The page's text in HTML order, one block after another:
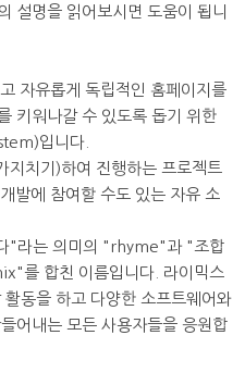
설명을 읽어보시면 도움이 됩니
자유롭게 독립적인 홈페이지를
키워나갈 수 있도록 돕기 위한
입니다.
치기)하여 진행하는 프로젝트
발에 참여할 수도 있는 자유 소
"라는 의미의 "rhyme"과 "조합
를 합친 이름입니다. 라이믹스
동을 하고 다양한 소프트웨어와
어내는 모든 사용자들을 응원합